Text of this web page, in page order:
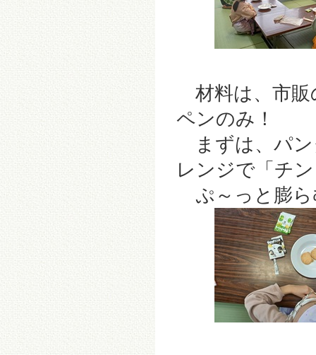
材料は、市販
ペンのみ！
まずは、パン
レンジで「チ
ぷ～っと膨ら